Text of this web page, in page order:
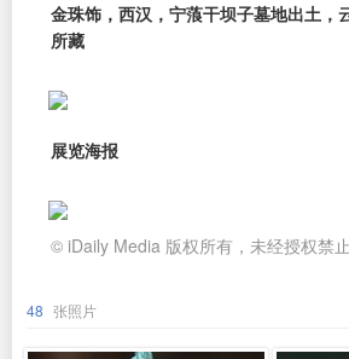
金珠饰，西汉，宁蒗干坝子墓地出土，
所藏
展览海报
© iDaily Media 版权所有，未经授权禁止
48 张照片